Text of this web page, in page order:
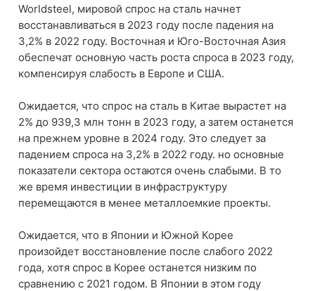
Worldsteel, мировой спрос на сталь начнет
восстанавливаться в 2023 году после падения на
3,2% в 2022 году. Восточная и Юго-Восточная Азия
обеспечат основную часть роста спроса в 2023 году,
компенсируя слабость в Европе и США.
Ожидается, что спрос на сталь в Китае вырастет на
2% до 939,3 млн тонн в 2023 году, а затем останется
на прежнем уровне в 2024 году. Это следует за
падением спроса на 3,2% в 2022 году. но основные
показатели сектора остаются очень слабыми. В то
же время инвестиции в инфраструктуру
перемещаются в менее металлоемкие проекты.
Ожидается, что в Японии и Южной Корее
произойдет восстановление после слабого 2022
года, хотя спрос в Корее останется низким по
сравнению с 2021 годом. В Японии в этом году